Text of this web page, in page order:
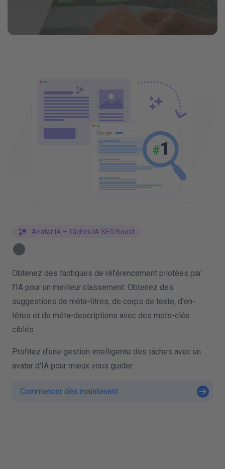
Avatar IA + Tâches IA SEO Boost
Obtenez des tactiques de référencement pilotées par
l'IA pour un meilleur classement. Obtenez des
suggestions de méta-titres, de corps de texte, d'en-
têtes et de méta-descriptions avec des mots-clés
ciblés
Profitez d'une gestion intelligente des tâches avec un
avatar d'IA pour mieux vous guider.
Commencer dès maintenant